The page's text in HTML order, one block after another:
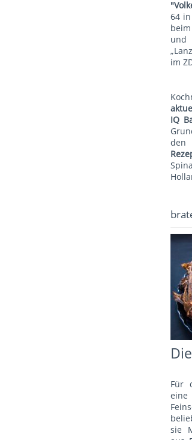
64
und
im
IQ
den
Für
sie